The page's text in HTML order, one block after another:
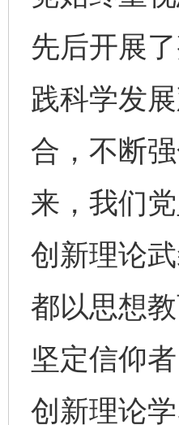
先后开展
践科学发
合，不断
来，我们
创新理论
都以思想
坚定信仰
创新理论